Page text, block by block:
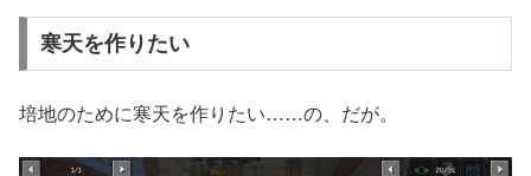
寒天を作りたい
培地のために寒天を作りたい……の、だが。